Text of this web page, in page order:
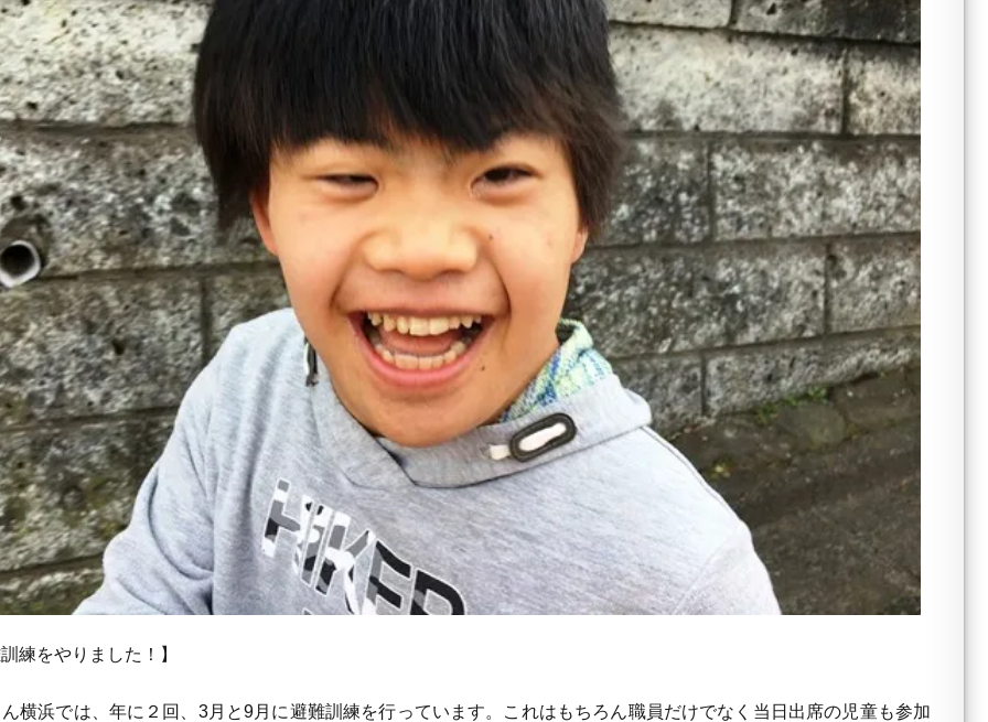
をやりました！】
浜では、年に２回、3月と9月に避難訓練を行っています。これはもちろん職員だけでなく当日出席の児童も参加